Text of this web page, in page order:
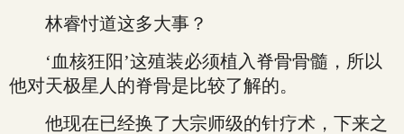
林睿忖道这多大事？
‘血核狂阳’这殖装必须植入脊骨骨髓，所以
他对天极星人的脊骨是比较了解的。
他现在已经换了大宗师级的针疗术，下来之